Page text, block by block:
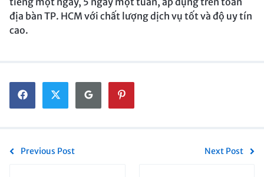
địa bàn TP. HCM với chất lượng dịch vụ tốt và độ uy tín
cao.
Previous Post Next Post